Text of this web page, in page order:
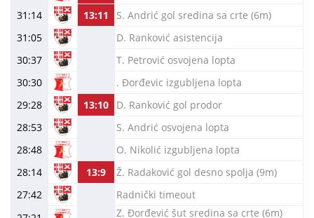
31:14
13:11
S. Andrić gol sredina sa crte (6m)
31:05
D. Ranković asistencija
30:37
T. Petrović osvojena lopta
30:30
. Đorđevic izgubljena lopta
29:28
13:10
D. Ranković gol prodor
28:53
S. Andrić osvojena lopta
28:48
O. Nikolić izgubljena lopta
28:14
13:9
Ž. Radaković gol desno spolja (9m)
27:42
Radnički timeout
Z. Đorđević šut sredina sa crte (6m)